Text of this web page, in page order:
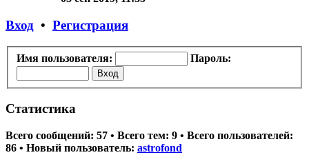
Вход • Регистрация
Имя пользователя: Пароль:
Статистика
Всего сообщений: 57 • Всего тем: 9 • Всего пользователей:
86 • Новый пользователь: astrofond